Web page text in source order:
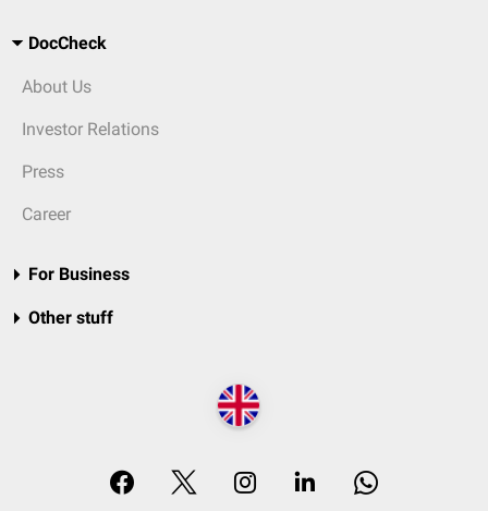
DocCheck
About Us
Investor Relations
Press
Career
For Business
Other stuff